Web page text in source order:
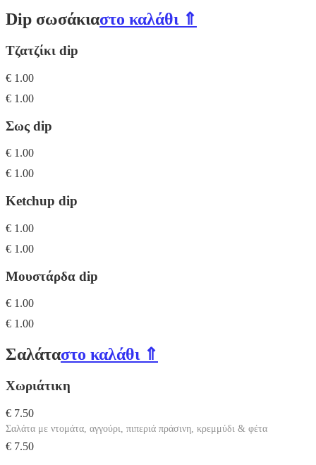
Dip σωσάκιαστο καλάθι ⇑
Τζατζίκι dip
€ 1.00
€ 1.00
Σως dip
€ 1.00
€ 1.00
Ketchup dip
€ 1.00
€ 1.00
Μουστάρδα dip
€ 1.00
€ 1.00
Σαλάταστο καλάθι ⇑
Χωριάτικη
€ 7.50
Σαλάτα με ντομάτα, αγγούρι, πιπεριά πράσινη, κρεμμύδι & φέτα
€ 7.50